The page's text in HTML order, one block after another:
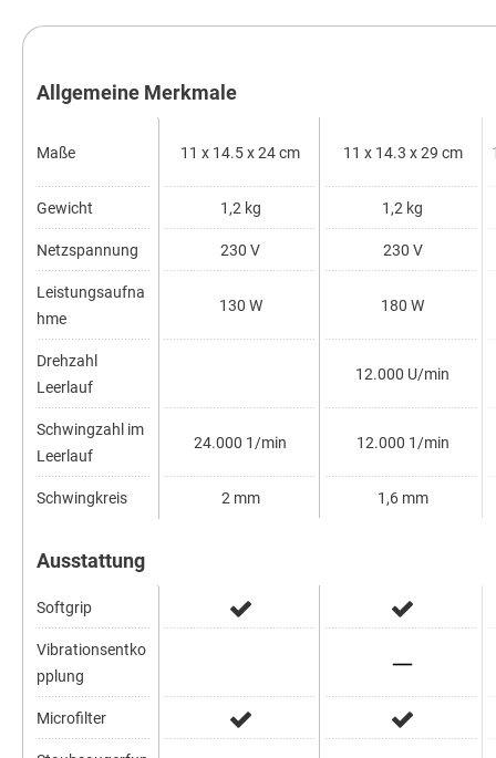
Allgemeine Merkmale
Maße
Gewicht
Netzspannung
Leistungsaufna
hme
Drehzahl
Leerlauf
Schwingzahl im
Leerlauf
Schwingkreis
Ausstattung
Softgrip
Vibrationsentko
pplung
Microfilter
11 x 14.5 x 24 cm
1,2 kg
230 V
130 W
24.000 1/min
2 mm
11 x 14.3 x 29 cm
1,2 kg
230 V
180 W
12.000 U/min
12.000 1/min
1,6 mm